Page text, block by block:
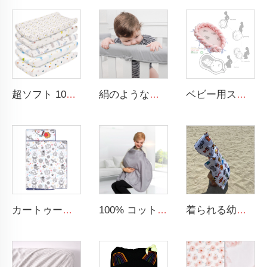
超ソフト 100% ムスリン 排気可能 変えおむつテーブルシート ベビーキャリー 変えパッドカバー 絹のような柔らかさ ポリエステルマイクロファイバー 安全 3ピース パッド入りベビークリブレールカバー ベビー用スリーピングネストベッド ブレイド加工されたソフトなニューボーン用ラウンジャー ポータブルクレード 該当するベビーネスト
カートゥーン宇宙飛行士 子ども用昼寝マット 100% コットン 幼稚園用昼寝マット 付属の枕付き 100% コットン製グレーのナーシングスカーフ、ベビー用授乳カバー 着られる幼児用バスプール ビーチ ソフトタオルラップ 子ども用ビーチフード付きタオル